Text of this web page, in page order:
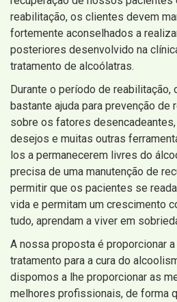
reabilitação, os clientes devem
fortemente aconselhados a
posteriores desenvolvido na
tratamento de alcoólatras.
Durante o período de
bastante ajuda para prevenção de
sobre os fatores
desejos e muitas outras
los a permanecerem livres do
precisa de uma manutenção de
permitir que os pacientes se
vida e permitam um crescimento
tudo, aprendam a viver em
A nossa proposta é proporcionar
tratamento para a cura do
dispomos a lhe proporcionar as
melhores profissionais, de forma